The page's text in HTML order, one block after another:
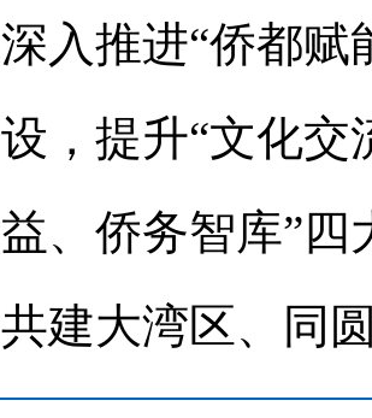
深入推进“侨都赋
设，提升“文化交
益、侨务智库”
共建大湾区、同